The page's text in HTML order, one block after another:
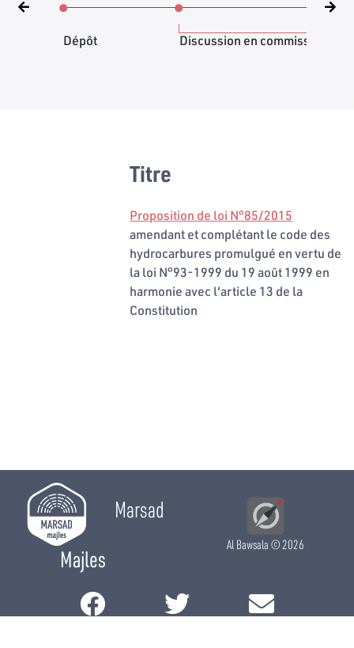
Dépôt Discussion en commission
Titre
Proposition de loi N°85/2015
amendant et complétant le code des
hydrocarbures promulgué en vertu de
la loi N°93-1999 du 19 août 1999 en
harmonie avec l'article 13 de la
Constitution
Marsad
Majles
Al Bawsala© 2026